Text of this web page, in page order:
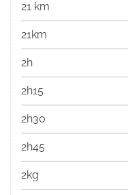
21 km
21km
2h
2h15
2h30
2h45
2kg